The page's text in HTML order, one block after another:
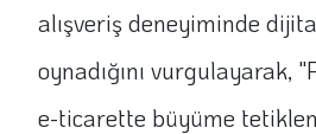
alışveriş deneyiminde
oynadığını vurgulayarak,
e-ticarette büyüme